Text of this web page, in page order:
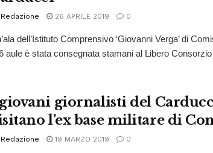
Redazione 26 APRILE 2019 0
dell’Istituto Comprensivo ‘Giovanni Verga’ di
aule è stata consegnata stamani al Libero
giornalisti del
l’ex base militare di
Redazione 19 MARZO 2019 0